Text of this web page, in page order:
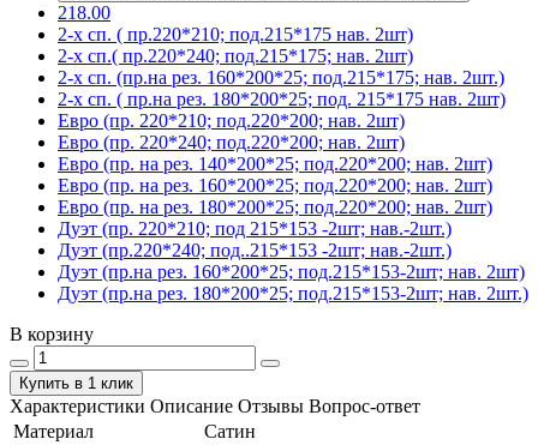
218.00
2-х сп. ( пр.220*210; под.215*175 нав. 2шт)
2-х сп.( пр.220*240; под.215*175; нав. 2шт)
2-х сп. (пр.на рез. 160*200*25; под.215*175; нав. 2шт.)
2-х сп. ( пр.на рез. 180*200*25; под. 215*175 нав. 2шт)
Евро (пр. 220*210; под.220*200; нав. 2шт)
Евро (пр. 220*240; под.220*200; нав. 2шт)
Евро (пр. на рез. 140*200*25; под.220*200; нав. 2шт)
Евро (пр. на рез. 160*200*25; под.220*200; нав. 2шт)
Евро (пр. на рез. 180*200*25; под.220*200; нав. 2шт)
Дуэт (пр. 220*210; под 215*153 -2шт; нав.-2шт.)
Дуэт (пр.220*240; под..215*153 -2шт; нав.-2шт.)
Дуэт (пр.на рез. 160*200*25; под.215*153-2шт; нав. 2шт)
Дуэт (пр.на рез. 180*200*25; под.215*153-2шт; нав. 2шт.)
В корзину
Купить в 1 клик
Характеристики Описание Отзывы Вопрос-ответ
Материал
Сатин